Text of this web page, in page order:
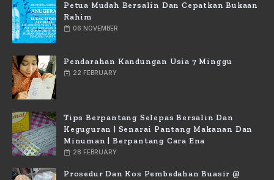
Petua Mudah Bersalin Dan Cepatkan Bukaan
Rahim
06 NOVEMBER
Pendarahan Kandungan Usia 7 Minggu
22 FEBRUARY
Tips Berpantang Selepas Bersalin Dan
Keguguran | Senarai Pantang Makanan Dan
Minuman | Berpantang Cara Ena
28 FEBRUARY
Prosedur Dan Kos Pembedahan Buasir @